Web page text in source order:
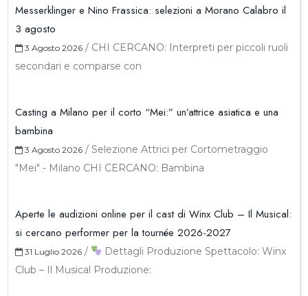
Messerklinger e Nino Frassica: selezioni a Morano Calabro il
3 agosto
3 Agosto 2026 / CHI CERCANO: Interpreti per piccoli ruoli
secondari e comparse con
Casting a Milano per il corto “Mei:” un’attrice asiatica e una
bambina
3 Agosto 2026 / Selezione Attrici per Cortometraggio
"Mei" - Milano CHI CERCANO: Bambina
Aperte le audizioni online per il cast di Winx Club – Il Musical:
si cercano performer per la tournée 2026-2027
31 Luglio 2026 /
Dettagli Produzione Spettacolo: Winx
Club – Il Musical Produzione: